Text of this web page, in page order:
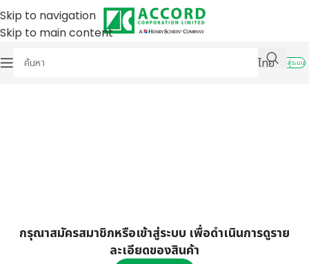
Skip to navigation
Skip to main content
ไทย
เข้าสู่ระบบ
กรุณาสมัครสมาชิกหรือเข้าสู่ระบบ เพื่อดำเนินการดูราย
ละเอียดของสินค้า